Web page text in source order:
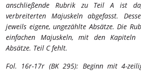
anschließende Rubrik zu Teil A ist
verbreiterten Majuskeln abgefasst.
jeweils eigene, ungezählte Absätze. Die
einfachen Majuskeln, mit den Kapiteln
Absätze. Teil C fehlt.
Fol. 16r-17r (BK 295): Beginn mit 4-